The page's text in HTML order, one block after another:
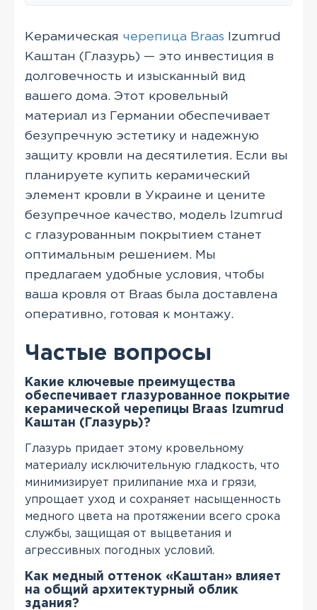
Керамическая черепица Braas Izumrud
Каштан (Глазурь) — это инвестиция в
долговечность и изысканный вид
вашего дома. Этот кровельный
материал из Германии обеспечивает
безупречную эстетику и надежную
защиту кровли на десятилетия. Если вы
планируете купить керамический
элемент кровли в Украине и цените
безупречное качество, модель Izumrud
с глазурованным покрытием станет
оптимальным решением. Мы
предлагаем удобные условия, чтобы
ваша кровля от Braas была доставлена
оперативно, готовая к монтажу.
Частые вопросы
Какие ключевые преимущества
обеспечивает глазурованное покрытие
керамической черепицы Braas Izumrud
Каштан (Глазурь)?
Глазурь придает этому кровельному
материалу исключительную гладкость, что
минимизирует прилипание мха и грязи,
упрощает уход и сохраняет насыщенность
медного цвета на протяжении всего срока
службы, защищая от выцветания и
агрессивных погодных условий.
Как медный оттенок «Каштан» влияет
на общий архитектурный облик
здания?